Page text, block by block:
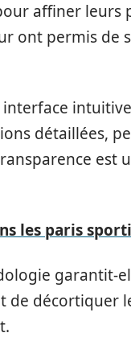
affiner leurs
ont permis de
détaillées,
est
les paris
garantit-
de décortiquer